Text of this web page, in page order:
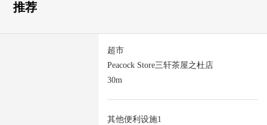
推荐
超市
Peacock Store三轩茶屋之杜店
30m
其他便利设施1